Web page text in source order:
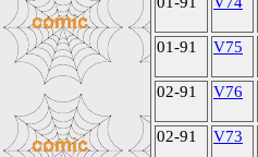
01-91 V75
02-91 V76
02-91 V73